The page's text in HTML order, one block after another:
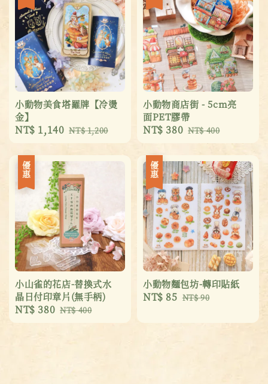
小動物美食塔羅牌【冷燙
金】
Sale
NT$ 1,140 Regular
price
NT$ 1,200
小動物商店街 - 5cm亮
面PET膠帶
Sale
NT$ 380 Regular
price
NT$ 400
優惠
小山雀的花店-替換式水
晶日付印章片(無手柄)
Sale
price
NT$ 380 Regular
NT$ 400
優惠
小動物麵包坊-轉印貼紙
Sale
NT$ 85 Regular
NT$ 90